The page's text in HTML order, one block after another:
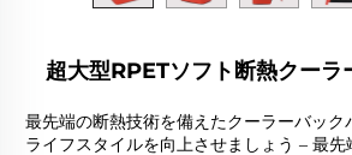
超大型RPETソフト断熱クーラ
最先端の断熱技術を備えたクーラーバック
ライフスタイルを向上させましょう – 最先